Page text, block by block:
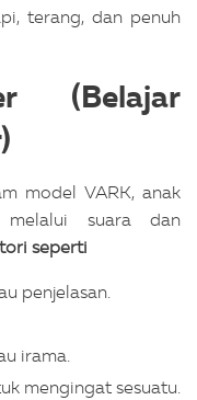
terang, dan penuh
(Belajar
model VARK, anak
suara dan
seperti
penjelasan.
irama.
mengingat sesuatu.